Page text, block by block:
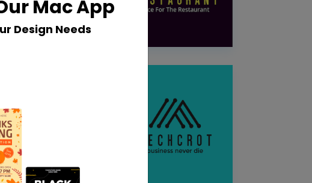
Mac App
Design Needs